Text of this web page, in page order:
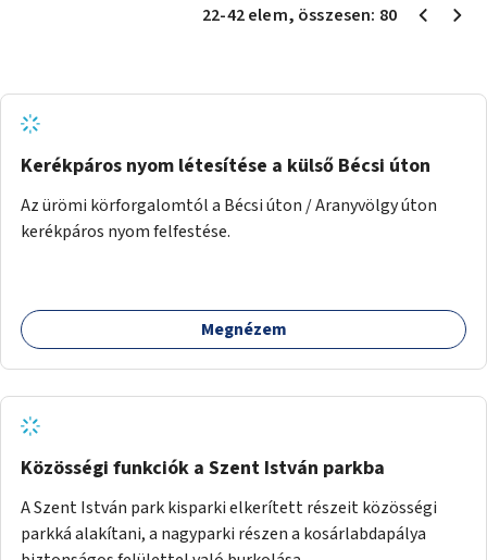
22-42elem, összesen: 80
Kerékpáros nyom létesítése a külső Bécsi úton
Az ürömi körforgalomtól a Bécsi úton / Aranyvölgy úton
kerékpáros nyom felfestése.
Megnézem
Közösségi funkciók a Szent István parkba
A Szent István park kisparki elkerített részeit közösségi
parkká alakítani, a nagyparki részen a kosárlabdapálya